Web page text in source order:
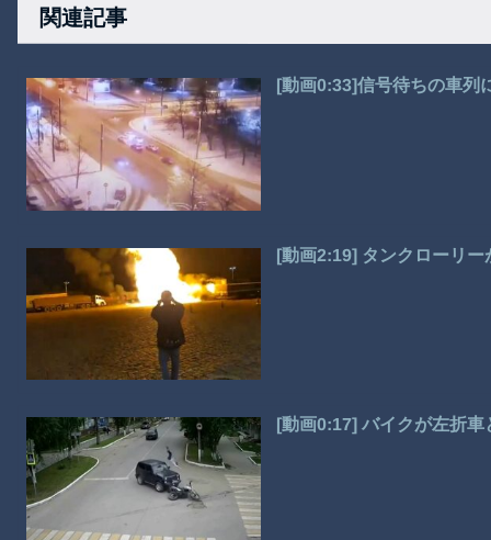
関連記事
[動画0:33]信号待ちの車列
[動画2:19] タンクローリ
[動画0:17] バイクが左折